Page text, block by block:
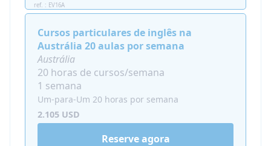
tempo todo. Esta opção está disponível para
estudantes com menos de 18 anos e é
obrigatória para estudantes com 12 anos ou
menos.
Custo adicional: a partir de 150 EUR por semana
Necessidades Especiais:favor consultar a
disponibilidade para adultos e crianças com
necessidades especiais.
ref. : EV16A
Cursos particulares de inglês na
Austrália 20 aulas por semana
Austrália
20 horas de cursos/semana
1 semana
Um-para-Um 20 horas por semana
2.105 USD
Reserve agora